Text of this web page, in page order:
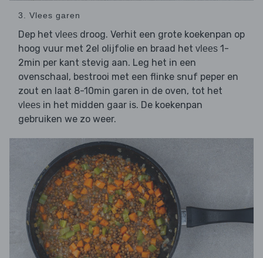
3. Vlees garen
Dep het vlees droog. Verhit een grote koekenpan op
hoog vuur met 2el olijfolie en braad het vlees 1-
2min per kant stevig aan. Leg het in een
ovenschaal, bestrooi met een flinke snuf peper en
zout en laat 8-10min garen in de oven, tot het
vlees in het midden gaar is. De koekenpan
gebruiken we zo weer.